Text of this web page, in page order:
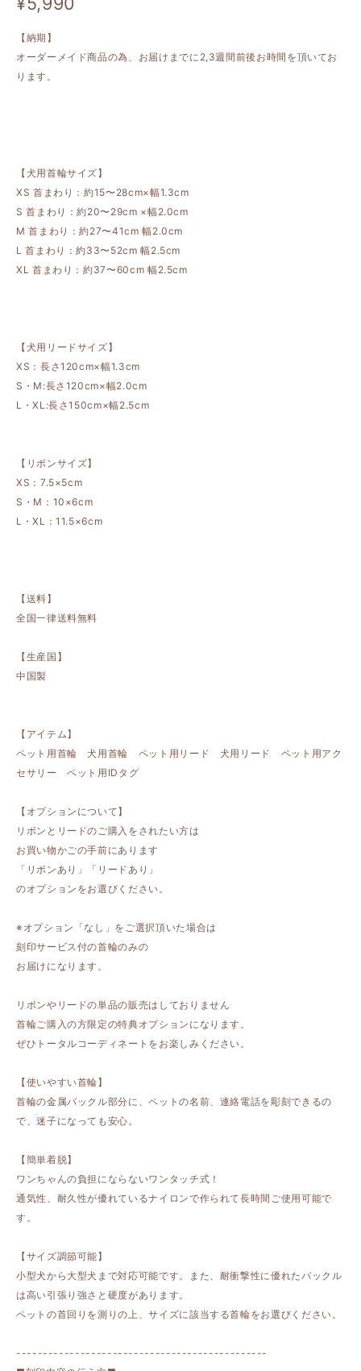
【納期】
オーダーメイド商品の為、お届けまでに2,3週間前後お時間を頂いてお
ります。
【犬用首輪サイズ】
XS 首まわり：約15〜28cm×幅1.3cm
S 首まわり：約20〜29cm ×幅2.0cm
M 首まわり：約27〜41cm 幅2.0cm
L 首まわり：約33〜52cm 幅2.5cm
XL 首まわり：約37〜60cm 幅2.5cm
【犬用リードサイズ】
XS：長さ120cm×幅1.3cm
S・M:長さ120cm×幅2.0cm
L・XL:長さ150cm×幅2.5cm
【リボンサイズ】
XS：7.5×5cm
S・M：10×6cm
L・XL：11.5×6cm
【送料】
全国一律送料無料
【生産国】
中国製
【アイテム】
ペット用首輪 犬用首輪 ペット用リード 犬用リード ペット用アク
セサリー ペット用IDタグ
【オプションについて】
リボンとリードのご購入をされたい方は
お買い物かごの手前にあります
「リボンあり」「リードあり」
のオプションをお選びください。
※オプション「なし」をご選択頂いた場合は
刻印サービス付の首輪のみの
お届けになります。
リボンやリードの単品の販売はしておりません
首輪ご購入の方限定の特典オプションになります。
ぜひトータルコーディネートをお楽しみください。
【使いやすい首輪】
首輪の金属バックル部分に、ペットの名前、連絡電話を彫刻できるの
で、迷子になっても安心。
【簡単着脱】
ワンちゃんの負担にならないワンタッチ式！
通気性、耐久性が優れているナイロンで作られて長時間ご使用可能で
す。
【サイズ調節可能】
小型犬から大型犬まで対応可能です。また、耐衝撃性に優れたバックル
は高い引張り強さと硬度があります。
ペットの首回りを測りの上、サイズに該当する首輪をお選びください。
-----------------------------------------------